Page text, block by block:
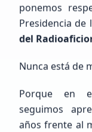
México,
ponemos
Presidencia de
del
Nunca está de
Porque en
seguimos
años frente al